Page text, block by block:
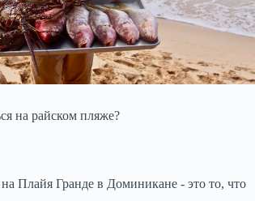
на райском пляже?
на Плайя Гранде в Доминикане - это то, что